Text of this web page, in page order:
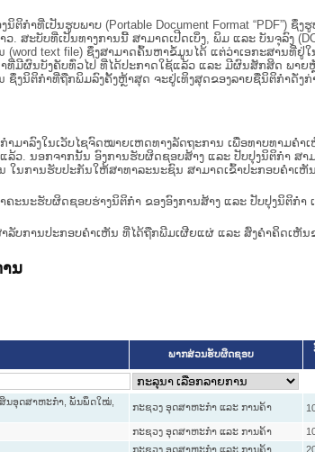
າທີ່ເປັນຮູບພາບ (Portable Document Format “PDF”) ຊຶ່
ສະບັບທີ່ເປັນທາງການນີ້ ສາມາດເປີດເບິ່ງ, ພິມ ແລະ ບັນຈຸລົງ
text file) ຊຶ່ງສາມາດຄົ້ນຫາຂໍ້ມູນໄດ້ ແຕ່ວ່າເອກະສານທີ່ຢູ່
ຜົນບັງຄັບທົ່ວໄປ ທີ່ໄດ້ປະກາດໃຊ້ແລ້ວ ແລະ ມີຜົນສັກສິດ ພາຍ
ງນິຕິກຳທີ່ຖືກພິມລົງຄັ້ງຫຼ້າສຸດ ຈະຢູ່ເທິງສຸດຂອງລາຍຊື່ນິຕິກໍາດັ່ງກ່
ມາລົງໃນ​ເວັບ​ໄຊຈົດໝາຍເຫດທາງລັດຖະການ ເພື່ອທາບທາມຄ
ນອກຈາກນັ້ນ ອົງການຮັບຜິດຊອບສ້າງ ແລະ ປັບປຸງນິຕິກໍາ ສາມ
ນການຮັບປະກັນໃຫ້ສາທາລະນະຊົນ ສາມາດເຂົ້າປະກອບຄໍາເຫັນ
ນະຮັບຜິດຊອບຮ່າງນິຕິກຳ ຂອງອົງການສ້າງ ແລະ ປັບປຸງນິຕິກຳ
ລັບການປະກອບຄຳເຫັນ ທີ່ໄດ້ຖືກພີມເຜີຍແຜ່ ແລະ ສົ່ງຄຳຄິດເຫັນ
ນ
ພາກສ່ວນຮັບຜິດຊອບ
ນອຸດສາຫະກຳ, ພັນພຶດໃໝ່,
ກະຊວງ ອຸດສາຫະກຳ ແລະ ການຄ້າ
ກະຊວງ ອຸດສາຫະກຳ ແລະ ການຄ້າ
ກະຊວງ ອຸດສາຫະກຳ ແລະ ການຄ້າ